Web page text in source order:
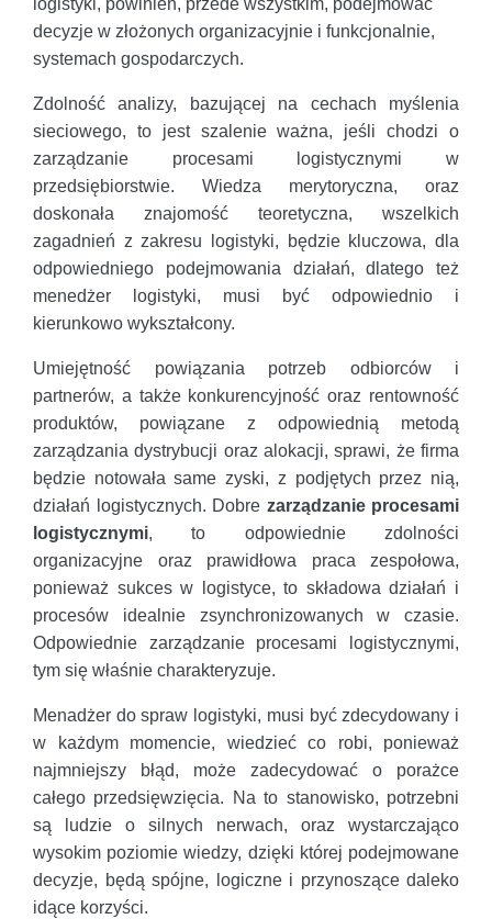
logistyki, powinien, przede wszystkim, podejmować
decyzje w złożonych organizacyjnie i funkcjonalnie,
systemach gospodarczych.
Zdolność analizy, bazującej na cechach myślenia
sieciowego, to jest szalenie ważna, jeśli chodzi o
zarządzanie procesami logistycznymi w
przedsiębiorstwie. Wiedza merytoryczna, oraz
doskonała znajomość teoretyczna, wszelkich
zagadnień z zakresu logistyki, będzie kluczowa, dla
odpowiedniego podejmowania działań, dlatego też
menedżer logistyki, musi być odpowiednio i
kierunkowo wykształcony.
Umiejętność powiązania potrzeb odbiorców i
partnerów, a także konkurencyjność oraz rentowność
produktów, powiązane z odpowiednią metodą
zarządzania dystrybucji oraz alokacji, sprawi, że firma
będzie notowała same zyski, z podjętych przez nią,
działań logistycznych. Dobre zarządzanie procesami
logistycznymi, to odpowiednie zdolności
organizacyjne oraz prawidłowa praca zespołowa,
ponieważ sukces w logistyce, to składowa działań i
procesów idealnie zsynchronizowanych w czasie.
Odpowiednie zarządzanie procesami logistycznymi,
tym się właśnie charakteryzuje.
Menadżer do spraw logistyki, musi być zdecydowany i
w każdym momencie, wiedzieć co robi, ponieważ
najmniejszy błąd, może zadecydować o porażce
całego przedsięwzięcia. Na to stanowisko, potrzebni
są ludzie o silnych nerwach, oraz wystarczająco
wysokim poziomie wiedzy, dzięki której podejmowane
decyzje, będą spójne, logiczne i przynoszące daleko
idące korzyści.